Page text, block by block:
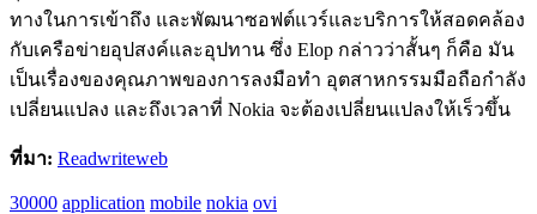
ทางในการเข้าถึง และพัฒนาซอฟต์แวร์และบริการให้สอดคล้อง
กับเครือข่ายอุปสงค์และอุปทาน ซึ่ง Elop กล่าวว่าสั้นๆ ก็คือ มัน
เป็นเรื่องของคุณภาพของการลงมือทำ อุตสาหกรรมมือถือกำลัง
เปลี่ยนแปลง และถึงเวลาที่ Nokia จะต้องเปลี่ยนแปลงให้เร็วขึ้น
ที่มา: Readwriteweb
30000 application mobile nokia ovi